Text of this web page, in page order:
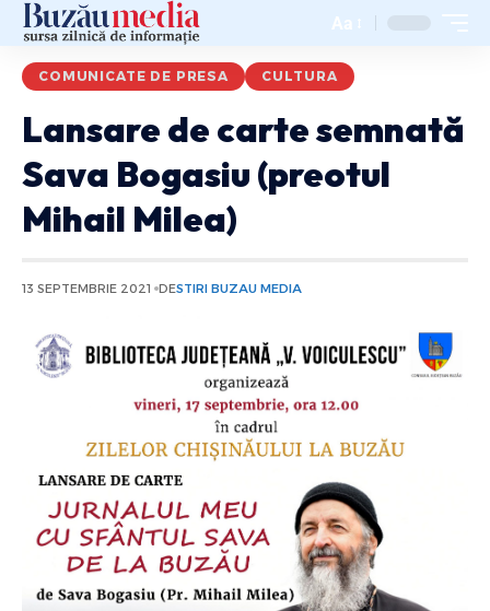
Aa
COMUNICATE DE PRESA CULTURA
Lansare de carte semnată
Sava Bogasiu (preotul
Mihail Milea)
13 SEPTEMBRIE 2021 DESTIRI BUZAU MEDIA